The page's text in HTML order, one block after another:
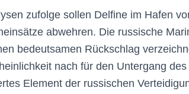
zufolge sollen Delfine im Hafen
abwehren. Die russische
bedeutsamen Rückschlag
nach für den Untergang
Element der russischen